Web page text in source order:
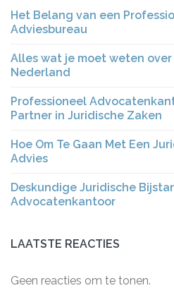
Het Belang van een
Adviesbureau
Alles wat je moet weten
Nederland
Professioneel
Partner in Juridische Zaken
Hoe Om Te Gaan Met Een
Advies
Deskundige Juridische
Advocatenkantoor
LAATSTE REACTIES
Geen reacties om te tonen.